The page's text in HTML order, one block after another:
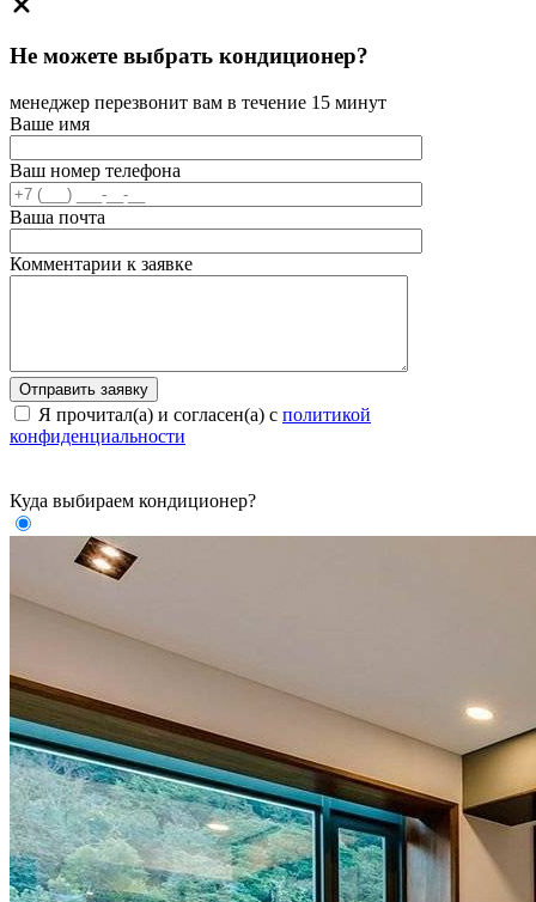
Не можете выбрать кондиционер?
менеджер перезвонит вам в течение 15 минут
Ваше имя
Ваш номер телефона
Ваша почта
Комментарии к заявке
Я прочитал(а) и согласен(а) с политикой
конфиденциальности
Куда выбираем кондиционер?